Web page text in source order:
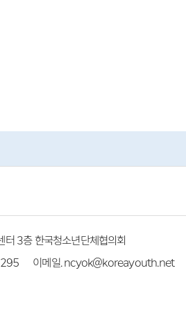
3층 한국청소년단체협의회
이메일. ncyok@koreayouth.net